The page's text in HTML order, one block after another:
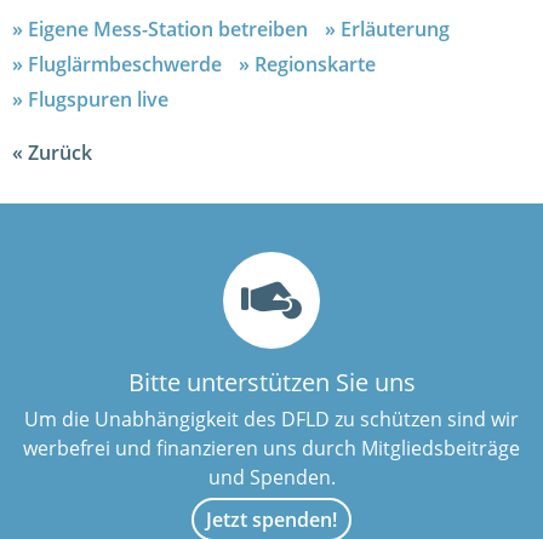
Eigene Mess-Station betreiben
Erläuterung
Fluglärmbeschwerde
Regionskarte
Flugspuren live
Zurück
Bitte unterstützen Sie uns
Um die Unabhängigkeit des DFLD zu schützen sind wir
werbefrei und finanzieren uns durch Mitgliedsbeiträge
und Spenden.
Jetzt spenden!